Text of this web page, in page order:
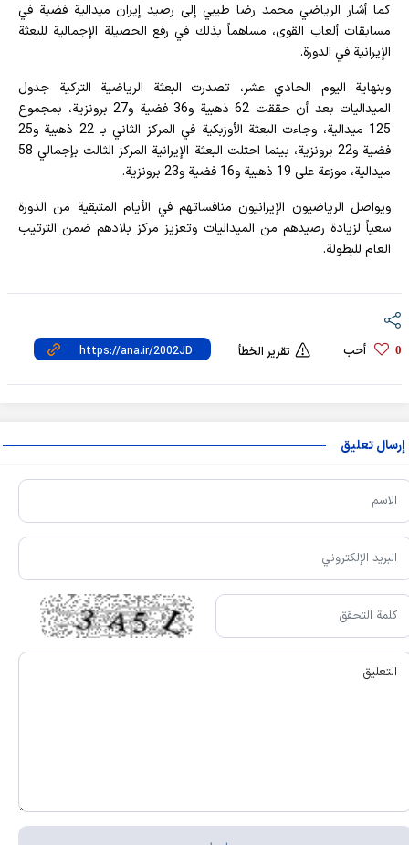
كما أشار الرياضي محمد رضا طيبي إلى رصيد إيران ميدالية فضية في
مسابقات ألعاب القوى، مساهماً بذلك في رفع الحصيلة الإجمالية للبعثة
الإيرانية في الدورة.
وبنهاية اليوم الحادي عشر، تصدرت البعثة الرياضية التركية جدول
الميداليات بعد أن حققت 62 ذهبية و36 فضية و27 برونزية، بمجموع
125 ميدالية، وجاءت البعثة الأوزبكية في المركز الثاني بـ 22 ذهبية و25
فضية و22 برونزية، بينما احتلت البعثة الإيرانية المركز الثالث بإجمالي 58
ميدالية، موزعة على 19 ذهبية و16 فضية و23 برونزية.
ويواصل الرياضيون الإيرانيون منافساتهم في الأيام المتبقية من الدورة
سعياً لزيادة رصيدهم من الميداليات وتعزيز مركز بلادهم ضمن الترتيب
العام للبطولة.
0 أحب تقرير الخطأ
إرسال تعليق